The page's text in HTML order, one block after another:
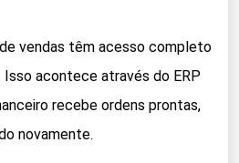
vendas têm acesso completo
acontece através do ERP
recebe ordens prontas,
novamente.